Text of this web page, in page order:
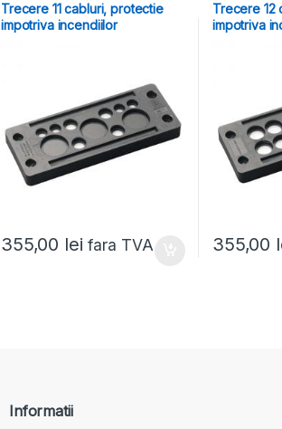
Trecere 11 cabluri, protectie
impotriva incendiilor
355,00 lei fara TVA
Trecere 12
impotriva
355,00
Informatii